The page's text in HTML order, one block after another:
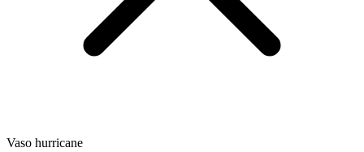
Vaso hurricane